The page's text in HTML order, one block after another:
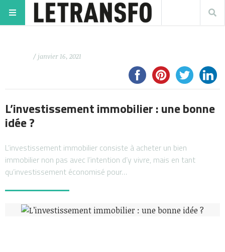
/ janvier 16, 2021
L’investissement immobilier : une bonne
idée ?
L’investissement immobilier consiste à acheter un bien
immobilier non pas avec l’intention d’y vivre, mais en tant
qu’investissement économisé pour…